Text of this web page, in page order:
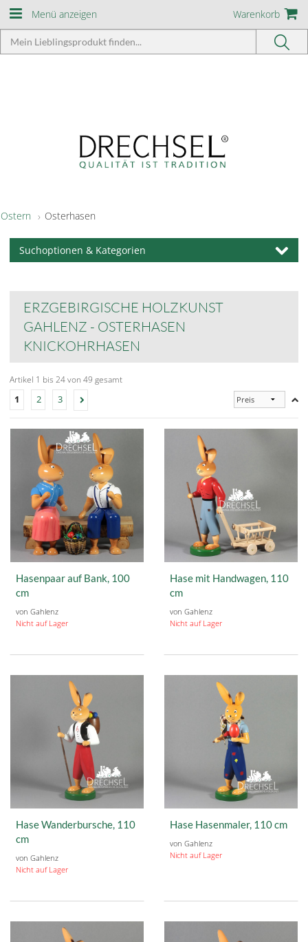
Menü anzeigen Warenkorb
Ostern Osterhasen
Suchoptionen & Kategorien
ERZGEBIRGISCHE HOLZKUNST
GAHLENZ - OSTERHASEN
KNICKOHRHASEN
Artikel 1 bis 24 von 49 gesamt
1
2 3
Hasenpaar auf Bank, 100
cm
von Gahlenz
Nicht auf Lager
Hase mit Handwagen, 110
cm
von Gahlenz
Nicht auf Lager
Hase Wanderbursche, 110
cm
von Gahlenz
Nicht auf Lager
Hase Hasenmaler, 110 cm
von Gahlenz
Nicht auf Lager